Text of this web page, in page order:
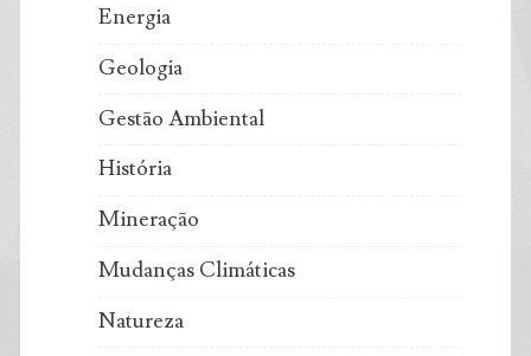
Energia
Geologia
Gestão Ambiental
História
Mineração
Mudanças Climáticas
Natureza